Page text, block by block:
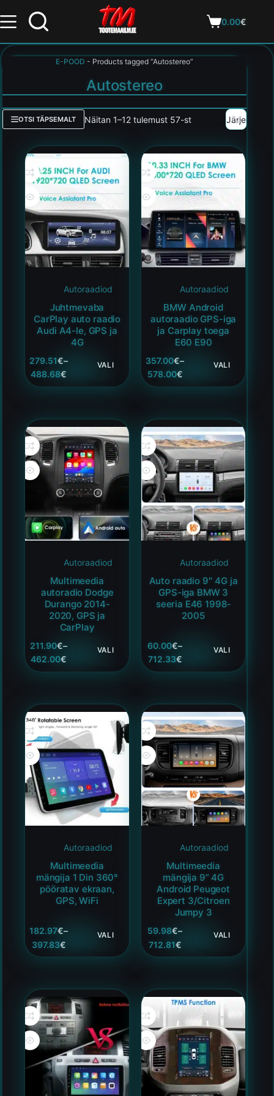
0.00€
E-POOD - Products tagged “Autostereo”
Autostereo
OTSI TÄPSEMALT Näitan 1–12 tulemust 57-st
Autoraadiod
Juhtmevaba
CarPlay auto raadio
Audi A4-le, GPS ja
4G
279.51€–
488.68€
VALI
Autoraadiod
BMW Android
autoraadio GPS-iga
ja Carplay toega
E60 E90
357.00€–
578.00€
VALI
Autoraadiod
Multimeedia
autoradio Dodge
Durango 2014-
2020, GPS ja
CarPlay
211.90€–
462.00€
VALI
Autoraadiod
Auto raadio 9″ 4G ja
GPS-iga BMW 3
seeria E46 1998-
2005
60.00€–
712.33€
VALI
Autoraadiod
Multimeedia
mängija 1 Din 360°
pööratav ekraan,
GPS, WiFi
182.97€–
397.83€
VALI
Autoraadiod
Multimeedia
mängija 9” 4G
Android Peugeot
Expert 3/Citroen
Jumpy 3
59.98€–
712.81€
VALI